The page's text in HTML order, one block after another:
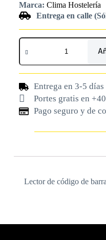
Marca: Clima Hostelería
Entrega en calle
Entrega en 3-5
Portes gratis en
Pago seguro y de
Lector de código de